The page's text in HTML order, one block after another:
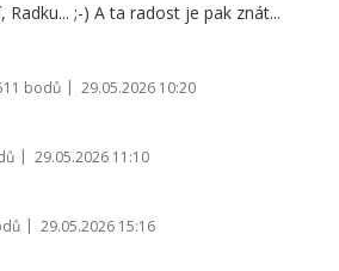
;-) A ta radost je pak znát...
bodů | 29.05.2026 10:20
| 29.05.2026 11:10
| 29.05.2026 15:16